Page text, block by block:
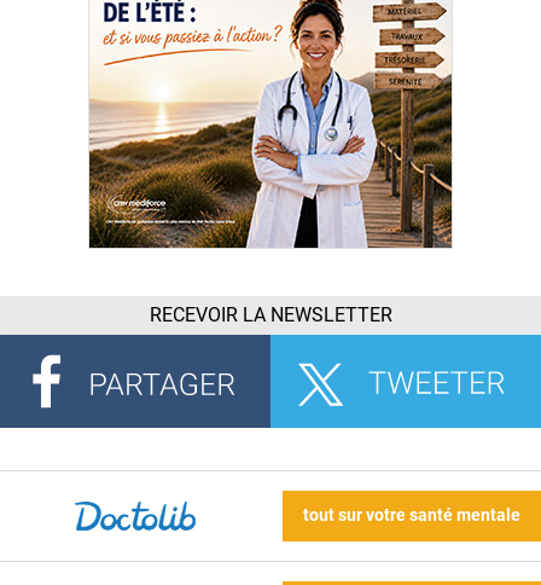
RECEVOIR LA NEWSLETTER
tout sur votre santé mentale